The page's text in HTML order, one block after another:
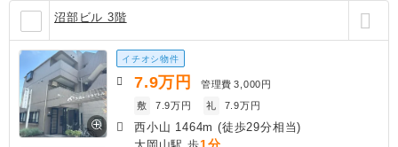
沼部ビル 3階
イチオシ物件
7.9万円 管理費 3,000円
敷
7.9万円 礼 7.9万円
西小山 1464m (徒歩29分相当)